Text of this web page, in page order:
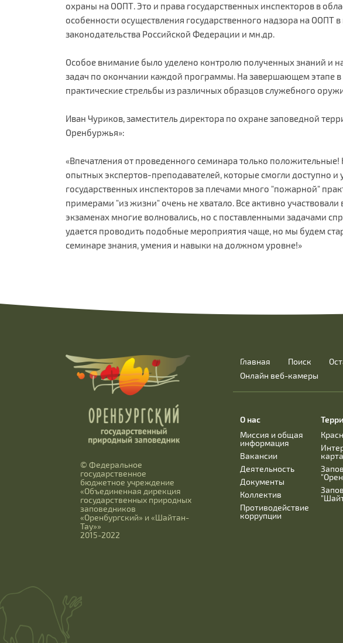
охраны на ООПТ. Это и права государственных инспекторов в
особенности осуществления государственного надзора на ООПТ
законодательства Российской Федерации и мн.др.
Особое внимание было уделено контролю полученных знаний и
задач по окончании каждой программы. На завершающем этапе
практические стрельбы из различных образцов служебного
Иван Чуриков, заместитель директора по охране заповедной
Оренбуржья»:
«Впечатления от проведенного семинара только
опытных экспертов-преподавателей, которые смогли доступно и
государственных инспекторов за плечами много "пожарной"
примерами "из жизни" очень не хватало. Все активно
экзаменах многие волновались, но с поставленными задачами
удается проводить подобные мероприятия чаще, но мы будем
семинаре знания, умения и навыки на должном уровне!»
© Федеральное
государственное
бюджетное учреждение
«Объединенная дирекция
государственных природных
заповедников
«Оренбургский» и «Шайтан-
Тау»»
2015-2022
Главная Поиск
Онлайн веб-камеры
О нас
Миссия и общая
информация
Вакансии
Деятельность
Документы
Коллектив
Противодействие
коррупции
карта